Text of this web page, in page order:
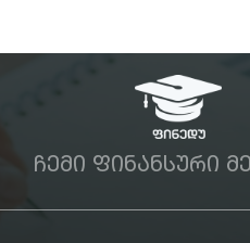
ᲩᲔᲛᲘ ᲤᲘᲜᲐᲜᲡᲣᲠᲘ